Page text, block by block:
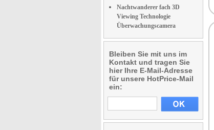
Nachtwanderer fach 3D
Viewing Technologie
Überwachungscamera
Bleiben Sie mit uns im
Kontakt und tragen Sie
hier Ihre E-Mail-Adresse
für unsere HotPrice-Mail
ein: